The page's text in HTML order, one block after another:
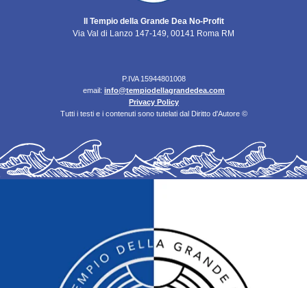
Il Tempio della Grande Dea No-Profit
Via Val di Lanzo 147-149, 00141 Roma RM
P.IVA 15944801008
email: info@tempiodellagrandedea.com
Privacy Policy
Tutti i testi e i contenuti sono tutelati dal Diritto d'Autore ©